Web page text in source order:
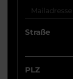
Straße
PLZ